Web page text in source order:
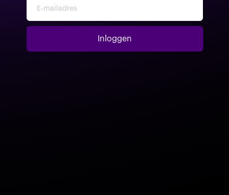
E-mailadres
Inloggen